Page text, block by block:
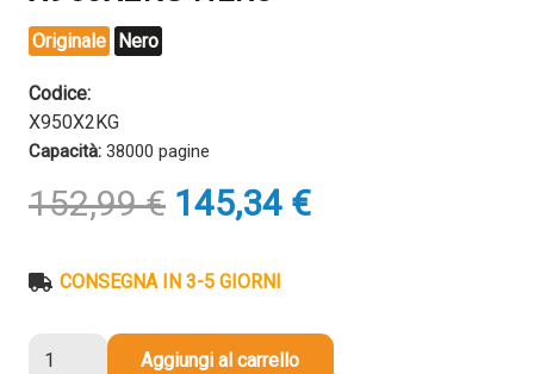
Originale Nero
Codice:
X950X2KG
Capacità: 38000 pagine
152,99€ Il
prezzo
era:
145,34 €Il
prezzo
CONSEGNA IN 3-5 GIORNI
Aggiungi al carrello